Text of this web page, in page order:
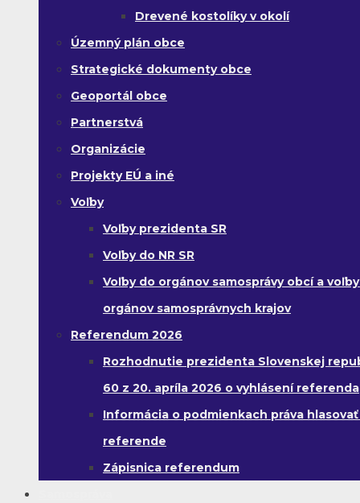
Drevené kostolíky v okolí
Územný plán obce
Strategické dokumenty obce
Geoportál obce
Partnerstvá
Organizácie
Projekty EÚ a iné
Voľby
Voľby prezidenta SR
Voľby do NR SR
Voľby do orgánov samosprávy obcí a
orgánov samosprávnych krajov
Referendum 2026
Rozhodnutie prezidenta Slovenskej
60 z 20. apríla 2026 o vyhlásení referenda
Informácia o podmienkach práva hlasovať
referende
Zápisnica referendum